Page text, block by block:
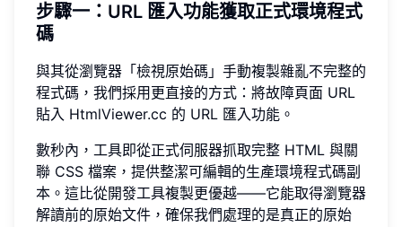
步驟一：URL 匯入功能獲取正式環境程式
碼
與其從瀏覽器「檢視原始碼」手動複製雜亂不完整的
程式碼，我們採用更直接的方式：將故障頁面 URL
貼入 HtmlViewer.cc 的 URL 匯入功能。
數秒內，工具即從正式伺服器抓取完整 HTML 與關
聯 CSS 檔案，提供整潔可編輯的生產環境程式碼副
本。這比從開發工具複製更優越——它能取得瀏覽器
解讀前的原始文件，確保我們處理的是真正的原始